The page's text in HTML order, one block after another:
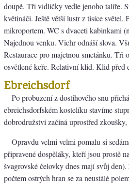
doupě. Tři vidličky vedle jenoho talíře.
květináči. Ještě větší lustr z tisíce
mikroportem. WC s dvaceti kabinkami
Najednou venku. Vichr odnáší slova.
Restaurace pro majetnou smetánku.
osvětlené keře. Relativní klid. Klid před
Ebreichsdorf
Po probuzení z dostihového snu
ebreichsdorfském kostelíku stavíme
dobrodružství začíná uprostřed
Opravdu velmi velmi pomalu si
připravené dospěláky, kteří jsou prostě
švagrovské čelovky dnes mají svůj
počtem ostrých hran se za neustálé